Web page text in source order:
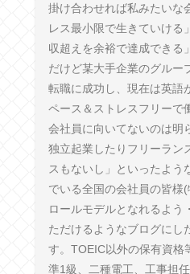
掛け合わせれば私みたいな
レス最小限で生きていける
収超えを余裕で達成できる
だけど某大手企業のグルー
転職に成功し、現在は英語
ペース＆ストレスフリーで
会社員に向いてないのは明
独立起業したりフリーラン
スもないし」といったよう
でいる全国の会社員の皆様
ロールモデルとなれるよう
ただけるようなブログにし
す。TOEIC以外の保有資
準1級、二種電工、工事担